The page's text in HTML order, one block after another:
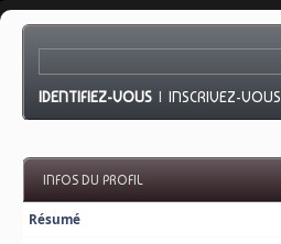
IDENTIFIEZ-VOUS |INSCRIVEZ-VOUS
INFOS DU PROFIL
Résumé